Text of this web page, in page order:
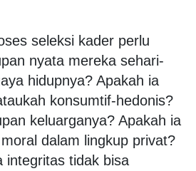
seleksi kader perlu
nyata mereka sehari-
hidupnya? Apakah ia
konsumtif-hedonis?
keluarganya? Apakah ia
dalam lingkup privat?
integritas tidak bisa